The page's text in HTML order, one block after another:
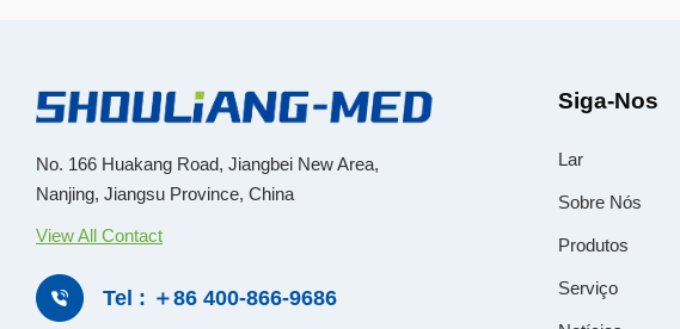
No. 166 Huakang Road, Jiangbei New Area,
Nanjing, Jiangsu Province, China
View All Contact
Tel : ＋86 400-866-9686
Siga-Nos
Lar
Sobre Nós
Produtos
Serviço